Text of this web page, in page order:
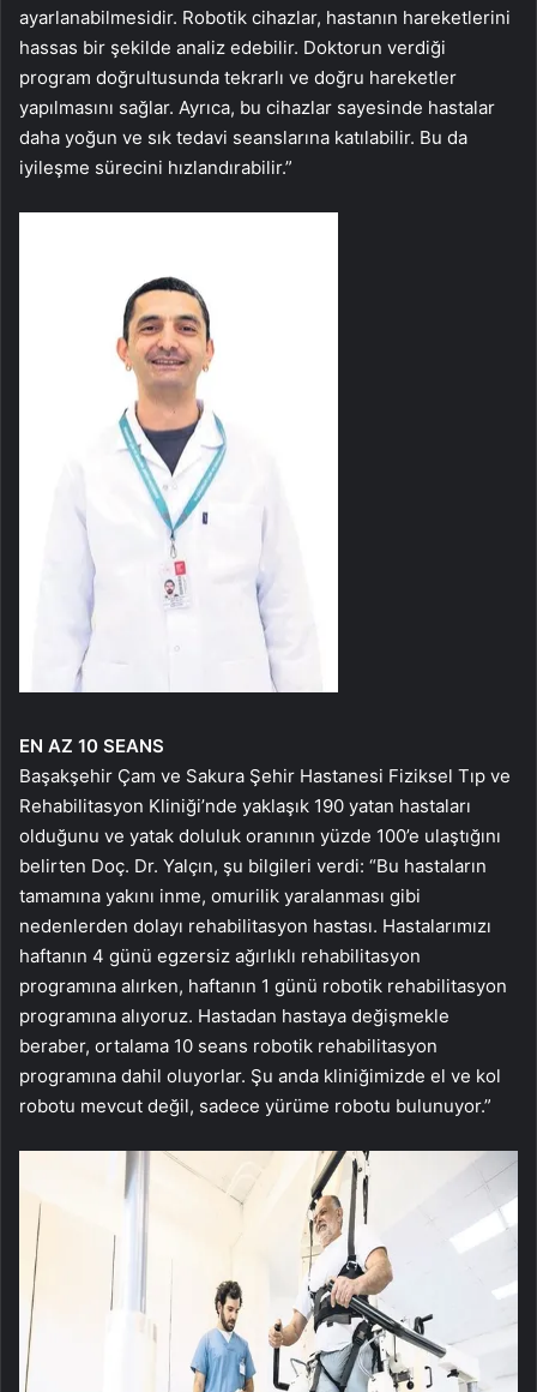
ayarlanabilmesidir. Robotik cihazlar, hastanın hareketlerini
hassas bir şekilde analiz edebilir. Doktorun verdiği
program doğrultusunda tekrarlı ve doğru hareketler
yapılmasını sağlar. Ayrıca, bu cihazlar sayesinde hastalar
daha yoğun ve sık tedavi seanslarına katılabilir. Bu da
iyileşme sürecini hızlandırabilir.”
EN AZ 10 SEANS
Başakşehir Çam ve Sakura Şehir Hastanesi Fiziksel Tıp ve
Rehabilitasyon Kliniği’nde yaklaşık 190 yatan hastaları
olduğunu ve yatak doluluk oranının yüzde 100’e ulaştığını
belirten Doç. Dr. Yalçın, şu bilgileri verdi: “Bu hastaların
tamamına yakını inme, omurilik yaralanması gibi
nedenlerden dolayı rehabilitasyon hastası. Hastalarımızı
haftanın 4 günü egzersiz ağırlıklı rehabilitasyon
programına alırken, haftanın 1 günü robotik rehabilitasyon
programına alıyoruz. Hastadan hastaya değişmekle
beraber, ortalama 10 seans robotik rehabilitasyon
programına dahil oluyorlar. Şu anda kliniğimizde el ve kol
robotu mevcut değil, sadece yürüme robotu bulunuyor.”